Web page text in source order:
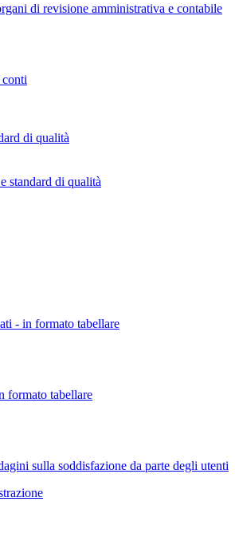
di revisione amministrativa e contabile
di qualità
standard di qualità
- in formato tabellare
formato tabellare
sulla soddisfazione da parte degli utenti